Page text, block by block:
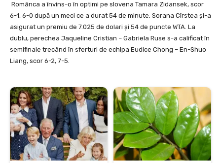
Românca a învins-o în optimi pe slovena Tamara Zidansek, scor
6-1, 6-0 după un meci ce a durat 54 de minute. Sorana Cîrstea și-a
asigurat un premiu de 7.025 de dolari și 54 de puncte WTA. La
dublu, perechea Jaqueline Cristian – Gabriela Ruse s-a calificat în
semifinale trecând în sferturi de echipa Eudice Chong – En-Shuo
Liang, scor 6-2, 7-5.